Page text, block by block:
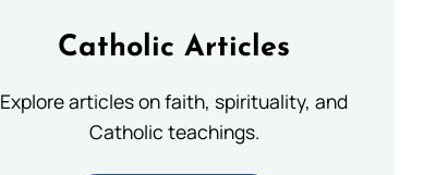
Catholic Articles
Explore articles on faith, spirituality, and
Catholic teachings.